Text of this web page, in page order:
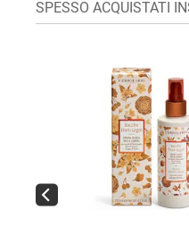
SPESSO ACQUISTATI